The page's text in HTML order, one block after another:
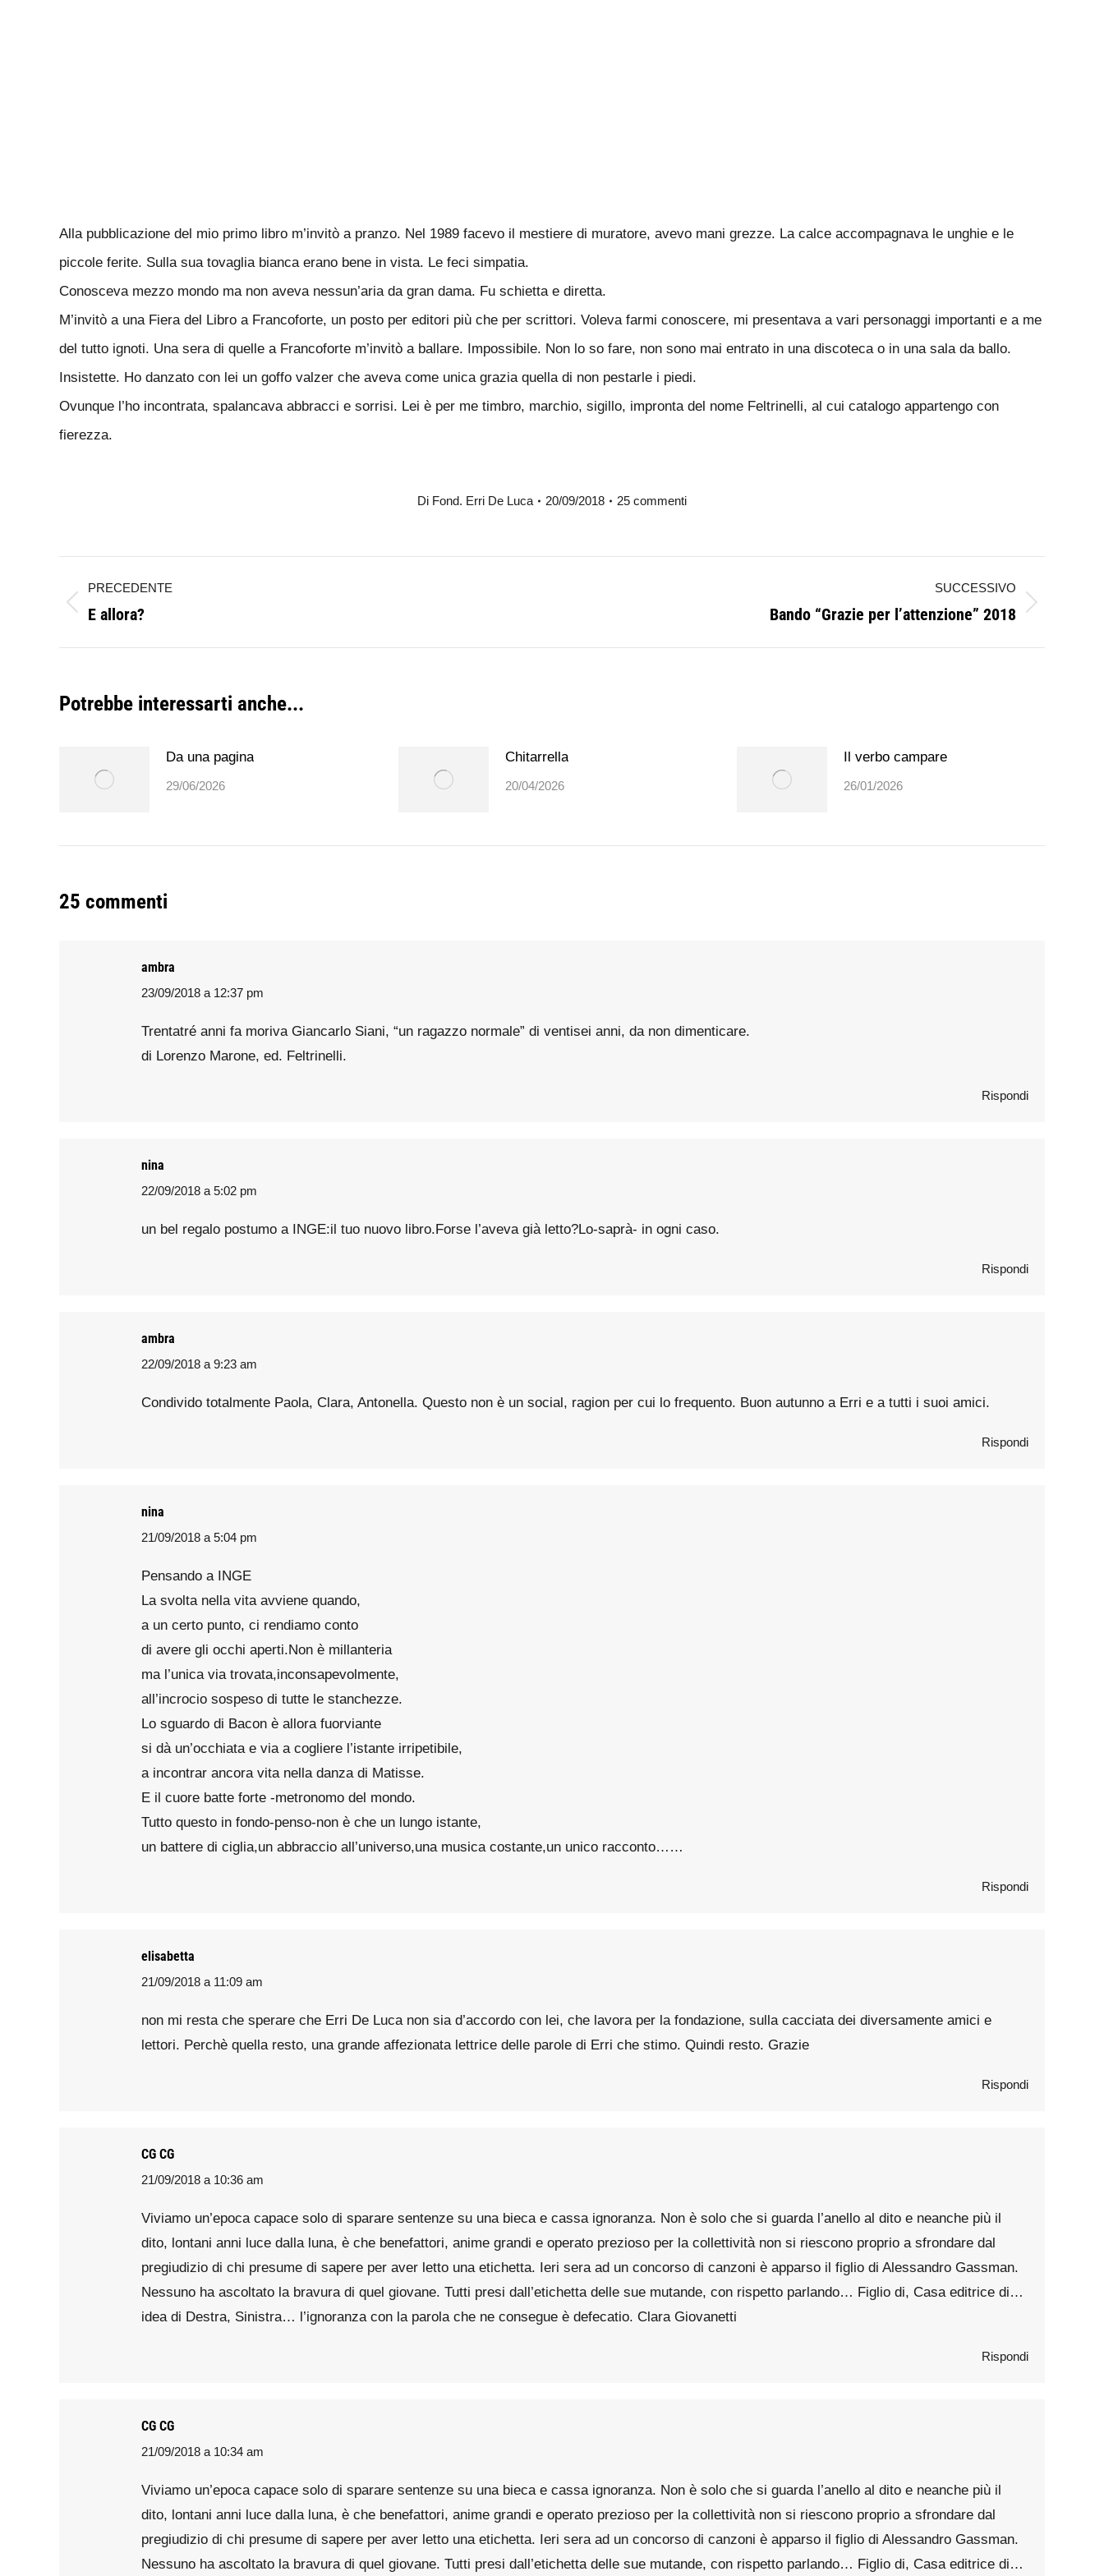
Alla pubblicazione del mio primo libro m’invitò a pranzo. Nel 1989 facevo il mestiere di muratore, avevo mani grezze. La calce accompagnava le unghie e le
piccole ferite. Sulla sua tovaglia bianca erano bene in vista. Le feci simpatia.
Conosceva mezzo mondo ma non aveva nessun’aria da gran dama. Fu schietta e diretta.
M’invitò a una Fiera del Libro a Francoforte, un posto per editori più che per scrittori. Voleva farmi conoscere, mi presentava a vari personaggi importanti e a me
del tutto ignoti. Una sera di quelle a Francoforte m’invitò a ballare. Impossibile. Non lo so fare, non sono mai entrato in una discoteca o in una sala da ballo.
Insistette. Ho danzato con lei un goffo valzer che aveva come unica grazia quella di non pestarle i piedi.
Ovunque l’ho incontrata, spalancava abbracci e sorrisi. Lei è per me timbro, marchio, sigillo, impronta del nome Feltrinelli, al cui catalogo appartengo con
fierezza.
Di Fond. Erri De Luca 20/09/2018 25 commenti
tra
PRECEDENTE
Post
precedente:
E allora?
SUCCESSIVO
post:
Bando “Grazie per l’attenzione” 2018
Potrebbe interessarti anche...
Da una pagina
29/06/2026
Chitarrella
20/04/2026
Il verbo campare
26/01/2026
25 commenti
ambra
says:
23/09/2018 a 12:37 pm
Trentatré anni fa moriva Giancarlo Siani, “un ragazzo normale” di ventisei anni, da non dimenticare.
di Lorenzo Marone, ed. Feltrinelli.
Rispondi
nina
says:
22/09/2018 a 5:02 pm
un bel regalo postumo a INGE:il tuo nuovo libro.Forse l’aveva già letto?Lo-saprà- in ogni caso.
Rispondi
ambra
says:
22/09/2018 a 9:23 am
Condivido totalmente Paola, Clara, Antonella. Questo non è un social, ragion per cui lo frequento. Buon autunno a Erri e a tutti i suoi amici.
Rispondi
nina
says:
21/09/2018 a 5:04 pm
Pensando a INGE
La svolta nella vita avviene quando,
a un certo punto, ci rendiamo conto
di avere gli occhi aperti.Non è millanteria
ma l’unica via trovata,inconsapevolmente,
all’incrocio sospeso di tutte le stanchezze.
Lo sguardo di Bacon è allora fuorviante
si dà un’occhiata e via a cogliere l’istante irripetibile,
a incontrar ancora vita nella danza di Matisse.
E il cuore batte forte -metronomo del mondo.
Tutto questo in fondo-penso-non è che un lungo istante,
un battere di ciglia,un abbraccio all’universo,una musica costante,un unico racconto……
Rispondi
elisabetta
says:
21/09/2018 a 11:09 am
non mi resta che sperare che Erri De Luca non sia d’accordo con lei, che lavora per la fondazione, sulla cacciata dei diversamente amici e
lettori. Perchè quella resto, una grande affezionata lettrice delle parole di Erri che stimo. Quindi resto. Grazie
Rispondi
CG CG
says:
21/09/2018 a 10:36 am
Viviamo un’epoca capace solo di sparare sentenze su una bieca e cassa ignoranza. Non è solo che si guarda l’anello al dito e neanche più il
dito, lontani anni luce dalla luna, è che benefattori, anime grandi e operato prezioso per la collettività non si riescono proprio a sfrondare dal
pregiudizio di chi presume di sapere per aver letto una etichetta. Ieri sera ad un concorso di canzoni è apparso il figlio di Alessandro Gassman.
Nessuno ha ascoltato la bravura di quel giovane. Tutti presi dall’etichetta delle sue mutande, con rispetto parlando… Figlio di, Casa editrice di…
idea di Destra, Sinistra… l’ignoranza con la parola che ne consegue è defecatio. Clara Giovanetti
Rispondi
CG CG
says:
21/09/2018 a 10:34 am
Viviamo un’epoca capace solo di sparare sentenze su una bieca e cassa ignoranza. Non è solo che si guarda l’anello al dito e neanche più il
dito, lontani anni luce dalla luna, è che benefattori, anime grandi e operato prezioso per la collettività non si riescono proprio a sfrondare dal
pregiudizio di chi presume di sapere per aver letto una etichetta. Ieri sera ad un concorso di canzoni è apparso il figlio di Alessandro Gassman.
Nessuno ha ascoltato la bravura di quel giovane. Tutti presi dall’etichetta delle sue mutande, con rispetto parlando… Figlio di, Casa editrice di…